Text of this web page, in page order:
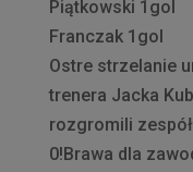
Piątkowski 1gol
Franczak 1gol
Ostre strzelanie
trenera Jacka
rozgromili
0!Brawa dla